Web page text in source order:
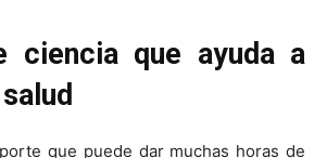
ciencia que ayuda a
que puede dar muchas horas de